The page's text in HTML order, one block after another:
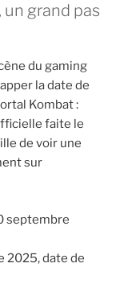
grand pas
du gaming
la date de
Kombat :
faite le
de voir une
sur
septembre
2025, date de